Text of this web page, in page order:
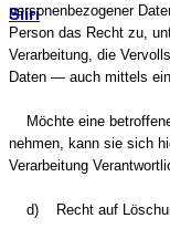
Siiri
personenbezogener
Person das Recht zu,
Verarbeitung, die
Daten — auch mittels
Möchte eine
nehmen, kann sie sich
Verarbeitung
d) Recht auf